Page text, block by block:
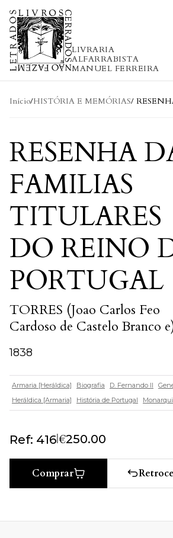
Skip to content
LIVRARIA
ALFARRABISTA
MANUEL FERREIRA
Início/HISTÓRIA E MEMÓRIAS/
RESENHA
FAMILIAS
TITULARES
DO REINO
PORTUGAL
TORRES (Joao Carlos Feo
Cardoso de Castelo Branco
1838
Armaria [Heráldica] Biografia D. Fernando II
Heráldica [Armaria]
História de Portugal
Ref: 416|€250.00
Comprar